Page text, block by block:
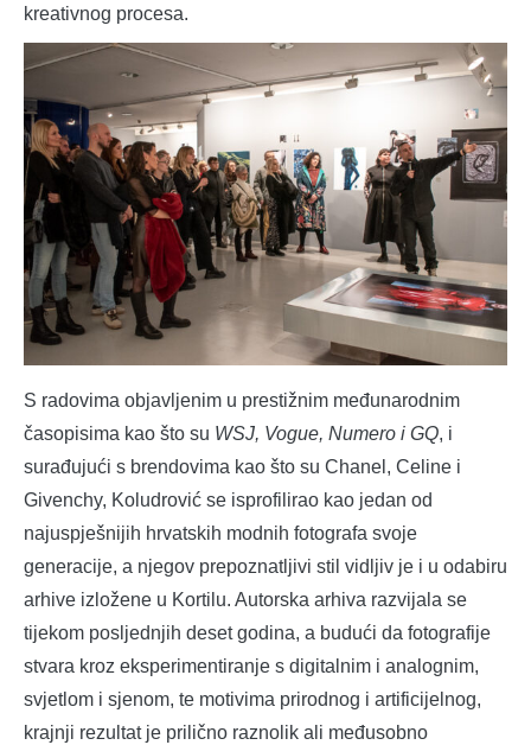
kreativnog procesa.
S radovima objavljenim u prestižnim međunarodnim
časopisima kao što su WSJ, Vogue, Numero i GQ, i
surađujući s brendovima kao što su Chanel, Celine i
Givenchy, Koludrović se isprofilirao kao jedan od
najuspješnijih hrvatskih modnih fotografa svoje
generacije, a njegov prepoznatljivi stil vidljiv je i u odabiru
arhive izložene u Kortilu. Autorska arhiva razvijala se
tijekom posljednjih deset godina, a budući da fotografije
stvara kroz eksperimentiranje s digitalnim i analognim,
svjetlom i sjenom, te motivima prirodnog i artificijelnog,
krajnji rezultat je prilično raznolik ali međusobno